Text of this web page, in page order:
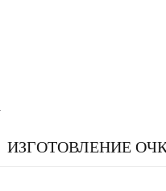
ИЗГОТОВЛЕНИЕ